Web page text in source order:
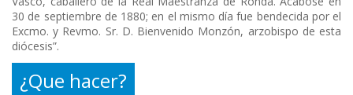
30 de septiembre de 1880; en el mismo día fue bendecida por el
Excmo. y Revmo. Sr. D. Bienvenido Monzón, arzobispo de esta
diócesis”.
¿Que hacer?